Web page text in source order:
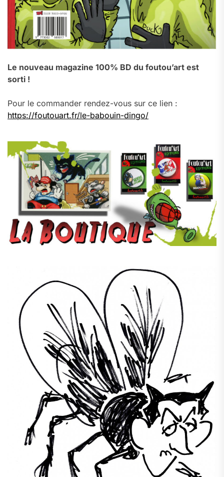
Le nouveau magazine 100% BD du foutou’art est
sorti !
Pour le commander rendez-vous sur ce lien :
https://foutouart.fr/le-babouin-dingo/